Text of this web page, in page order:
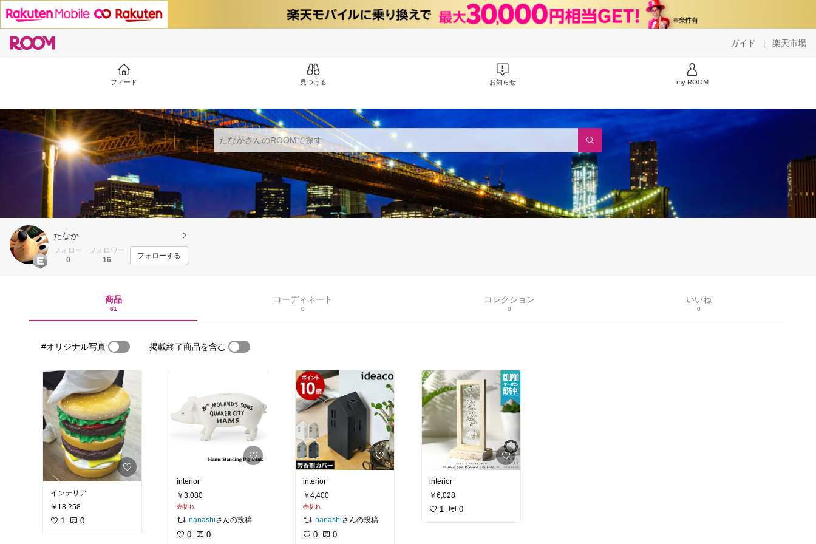
ガイド | 楽天市場
フィード 見つける お知らせ my ROOM
たなか
フォロー
0
フォロワー
16
フォローする
商品
61
コーディネート
0
コレクション
0
いいね
0
#オリジナル写真 掲載終了商品を含む
インテリア
￥18,258
1 0
interior
￥3,080
売切れ
nanashiさんの投稿
0 0
￥4,400
売切れ
nanashiさんの投稿
0 0
interior
￥6,028
1 0